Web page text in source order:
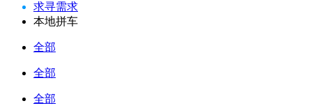
求寻需求
本地拼车
全部
全部
全部